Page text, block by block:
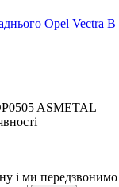
ASMETAL
і ми передзвонимо